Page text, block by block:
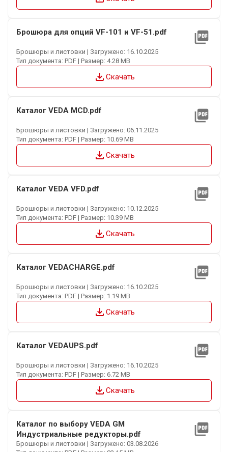
Брошюра для опций VF-101 и VF-51.pdf picture_as_pdf
Брошюры и листовки | Загружено: 16.10.2025
Тип документа: PDF | Размер: 4.28 MB
file_download Скачать
Каталог VEDA MCD.pdf picture_as_pdf
Брошюры и листовки | Загружено: 06.11.2025
Тип документа: PDF | Размер: 10.69 MB
file_download Скачать
Каталог VEDA VFD.pdf picture_as_pdf
Брошюры и листовки | Загружено: 10.12.2025
Тип документа: PDF | Размер: 10.39 MB
file_download Скачать
Каталог VEDACHARGE.pdf picture_as_pdf
Брошюры и листовки | Загружено: 16.10.2025
Тип документа: PDF | Размер: 1.19 MB
file_download Скачать
Каталог VEDAUPS.pdf picture_as_pdf
Брошюры и листовки | Загружено: 16.10.2025
Тип документа: PDF | Размер: 6.72 MB
file_download Скачать
Каталог по выбору VEDA GM
Индустриальные редукторы.pdf
picture_as_pdf
Брошюры и листовки | Загружено: 03.08.2026